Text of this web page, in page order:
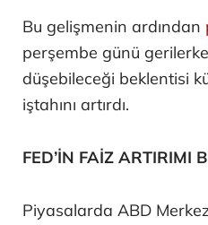
Bu gelişmenin ardından
perşembe günü
düşebileceği beklentisi
iştahını artırdı.
FED’İN FAİZ ARTIRIMI
Piyasalarda ABD Merkez